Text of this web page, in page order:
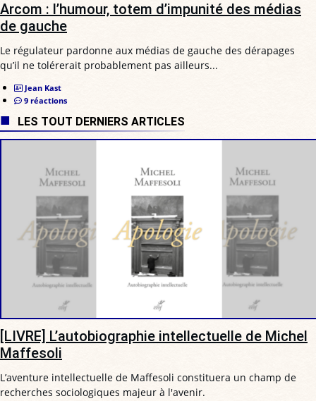
Arcom : l’humour, totem d’impunité des médias
de gauche
Le régulateur pardonne aux médias de gauche des dérapages
qu’il ne tolérerait probablement pas ailleurs...
Jean Kast
9 réactions
LES TOUT DERNIERS ARTICLES
[LIVRE] L’autobiographie intellectuelle de Michel
Maffesoli
L’aventure intellectuelle de Maffesoli constituera un champ de
recherches sociologiques majeur à l'avenir.